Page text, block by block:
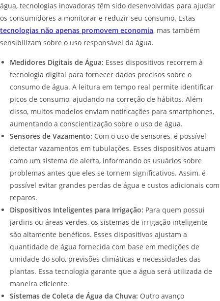
água, tecnologias inovadoras têm sido desenvolvidas para ajudar
os consumidores a monitorar e reduzir seu consumo. Estas
tecnologias não apenas promovem economia, mas também
sensibilizam sobre o uso responsável da água.
Medidores Digitais de Água: Esses dispositivos recorrem à
tecnologia digital para fornecer dados precisos sobre o
consumo de água. A leitura em tempo real permite identificar
picos de consumo, ajudando na correção de hábitos. Além
disso, muitos modelos enviam notificações para smartphones,
aumentando a conscientização sobre o uso de água.
Sensores de Vazamento: Com o uso de sensores, é possível
detectar vazamentos em tubulações. Esses dispositivos atuam
como um sistema de alerta, informando os usuários sobre
problemas antes que eles se tornem significativos. Assim, é
possível evitar grandes perdas de água e custos adicionais com
reparos.
Dispositivos Inteligentes para Irrigação: Para quem possui
jardins ou áreas verdes, os sistemas de irrigação inteligente
são altamente benéficos. Esses dispositivos ajustam a
quantidade de água fornecida com base em medições de
umidade do solo, previsões climáticas e necessidades das
plantas. Essa tecnologia garante que a água será utilizada de
maneira eficiente.
Sistemas de Coleta de Água da Chuva: Outro avanço